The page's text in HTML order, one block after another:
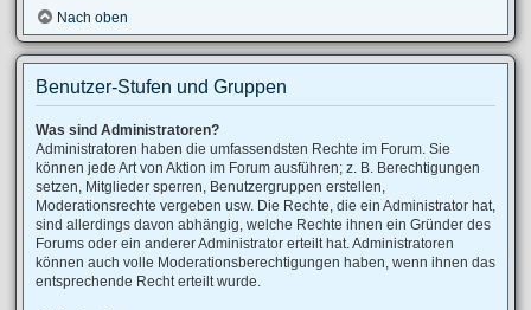
Nach oben
Benutzer-Stufen und Gruppen
Was sind Administratoren?
Administratoren haben die umfassendsten Rechte im Forum. Sie
können jede Art von Aktion im Forum ausführen; z. B. Berechtigungen
setzen, Mitglieder sperren, Benutzergruppen erstellen,
Moderationsrechte vergeben usw. Die Rechte, die ein Administrator hat,
sind allerdings davon abhängig, welche Rechte ihnen ein Gründer des
Forums oder ein anderer Administrator erteilt hat. Administratoren
können auch volle Moderationsberechtigungen haben, wenn ihnen das
entsprechende Recht erteilt wurde.